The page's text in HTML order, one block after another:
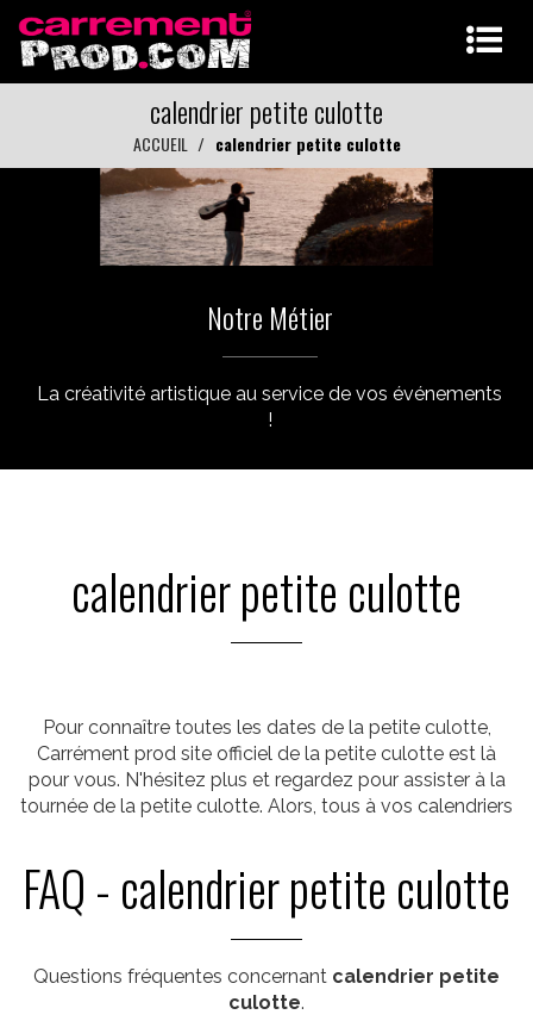
calendrier petite culotte
ACCUEIL calendrier petite culotte
Notre Métier
La créativité artistique au service de vos événements
!
calendrier petite culotte
Pour connaître toutes les dates de la petite culotte,
Carrément prod site officiel de la petite culotte est là
pour vous. N'hésitez plus et regardez pour assister à la
tournée de la petite culotte. Alors, tous à vos calendriers
FAQ - calendrier petite culotte
Questions fréquentes concernant calendrier petite
culotte.